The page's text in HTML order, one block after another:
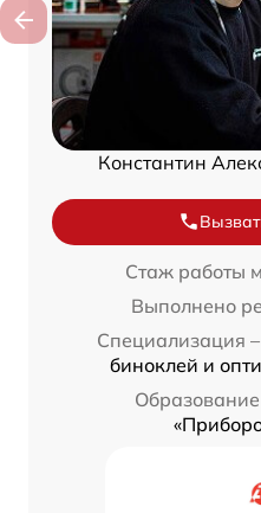
Константин
Стаж работы
Выполнено
Специализация –
биноклей и